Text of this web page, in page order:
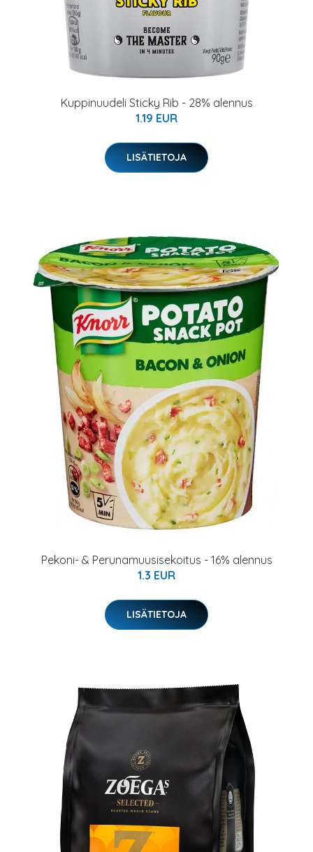
Kuppinuudeli Sticky Rib - 28% alennus
1.19 EUR
LISÄTIETOJA
Pekoni- & Perunamuusisekoitus - 16% alennus
1.3 EUR
LISÄTIETOJA